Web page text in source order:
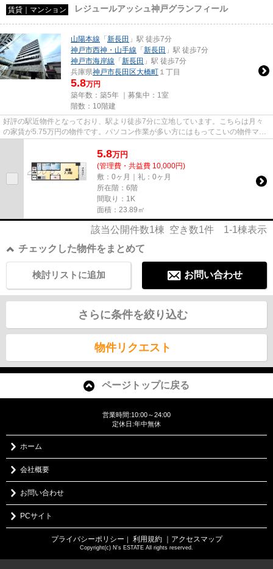
賃貸｜マンション レジュールアッシュ神戸グランフィール
山陽本線 「 新長田 」駅 徒歩7分
神戸市西神・山手線 「 新長田 」駅 徒歩7分
神戸市海岸線 「 新長田 」駅 徒歩7分
兵庫県神戸市長田区大橋町 １丁目
5.8万円
築年数：築5年 ｜募集中： 1室
階数：10階建
好評の駅近物件となっており、駅より徒歩7分に立地しています。こちらは月々
の家賃が5.75万円の物件です。パソコン作業が多い方にはもってこいの物件マン
5.8万円
(管理費・共益費 10,000円)
敷：0ヶ月｜礼：0ヶ月
所在階：6階
間取り：1K
面積：23.89㎡
該当公開件数1棟 空き数1件 1-1棟表示
チェックした物件をまとめて
お問い合わせ
検討リストに追加
さらに条件を絞り込む
物件リクエスト
ページトップに戻る
営業時間:10:00～24:00
定休日:年中無休
ホーム
会社概要
お問い合わせ
PCサイト
プライバシーポリシー ｜ 利用規約 ｜アクセスマップ
Copyright(c) N's ESTATE All rights reserved.